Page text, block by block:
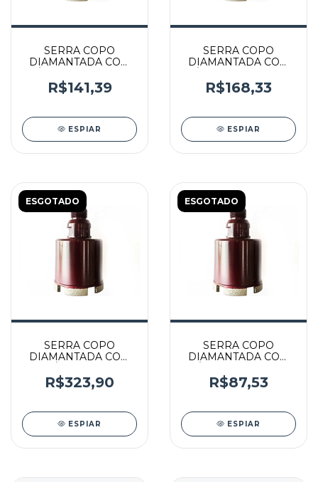
SERRA COPO
DIAMANTADA COM
ROSCA M14 - 000179
- GLG
R$141,39
ESPIAR
SERRA COPO
DIAMANTADA COM
ROSCA M14 - 000036
- GLG
R$168,33
ESPIAR
ESGOTADO
SERRA COPO
DIAMANTADA COM
100MM ROSCA M14 -
000061GLG - GLG
R$323,90
ESPIAR
ESGOTADO
SERRA COPO
DIAMANTADA COM
ROSCA M14 - 000118 -
GLG
R$87,53
ESPIAR